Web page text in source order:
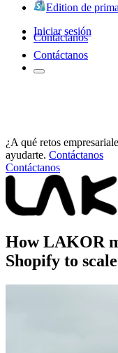
Edition de
Iniciar sesión
Contáctanos
Contáctanos
¿A qué retos
ayudarte. Contáctanos
Contáctanos
How LAKOR
Shopify to